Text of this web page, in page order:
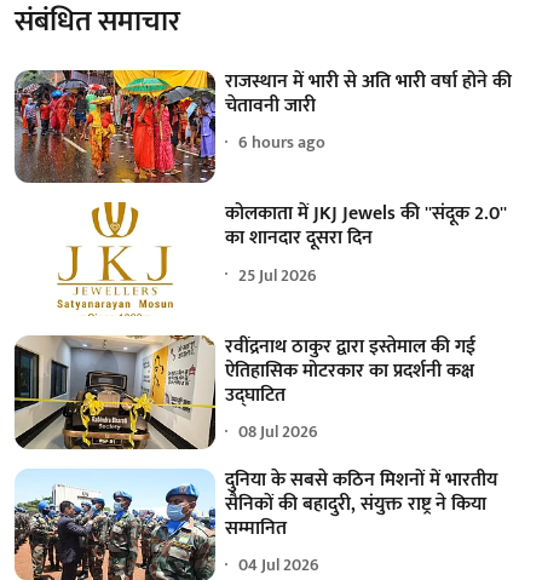
संबंधित समाचार
राजस्थान में भारी से अति भारी वर्षा होने की
चेतावनी जारी
6 hours ago
कोलकाता में JKJ Jewels की ''संदूक 2.0''
का शानदार दूसरा दिन
25 Jul 2026
रवींद्रनाथ ठाकुर द्वारा इस्तेमाल की गई
ऐतिहासिक मोटरकार का प्रदर्शनी कक्ष
उद्घाटित
08 Jul 2026
दुनिया के सबसे कठिन मिशनों में भारतीय
सैनिकों की बहादुरी, संयुक्त राष्ट्र ने किया
सम्मानित
04 Jul 2026